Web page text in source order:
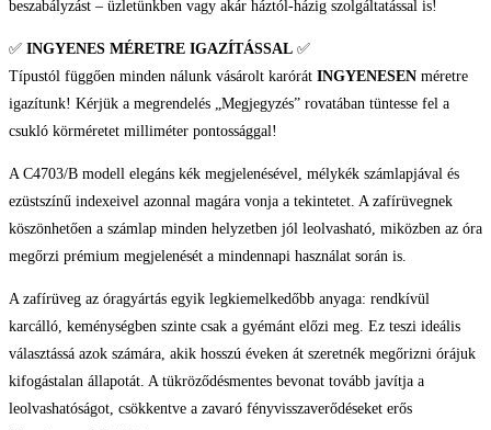
magában foglalja az elemcserét, mechanikus óráknál a pontosítást,
beszabályzást – üzletünkben vagy akár háztól-házig szolgáltatással is!
✅INGYENES MÉRETRE IGAZÍTÁSSAL
Típustól függően minden nálunk vásárolt karórát
igazítunk! Kérjük a megrendelés „Megjegyzés” rovatában tüntesse fel a
csukló körméretet milliméter pontossággal!
A C4703/B modell elegáns kék megjelenésével, mélykék számlapjával és
ezüstszínű indexeivel azonnal magára vonja a tekintetet. A zafírüvegnek
köszönhetően a számlap minden helyzetben jól leolvasható, miközben az óra
megőrzi prémium megjelenését a mindennapi használat során is.
A zafírüveg az óragyártás egyik legkiemelkedőbb anyaga: rendkívül
karcálló, keménységben szinte csak a gyémánt előzi meg. Ez teszi ideális
választássá azok számára, akik hosszú éveken át szeretnék megőrizni órájuk
kifogástalan állapotát. A tükröződésmentes bevonat tovább javítja a